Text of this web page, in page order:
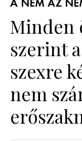
SZÉPSÉG
ÉLETMÓD
A NEM AZ
Minden
szerint
szexre
nem